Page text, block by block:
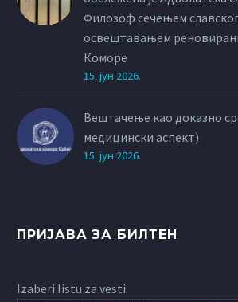
Филозоф сечењем
освештавањем
Коморе
15. јун 2026.
Вештачење као доказно
медицински аспект)
15. јун 2026.
ПРИЈАВА ЗА БИЛТЕН
Izaberi listu za vesti